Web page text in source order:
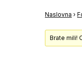
Naslovna ›
Brate mili!